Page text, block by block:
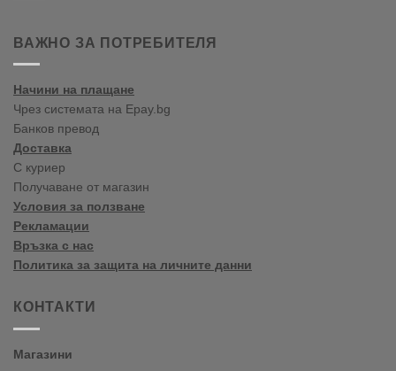
Лято
пролет-
ВАЖНО ЗА ПОТРЕБИТЕЛЯ
Начини на плащане
Чрез системата на Epay.bg
Банков превод
Доставка
С куриер
Получаване от магазин
Условия за ползване
Рекламации
Връзка с нас
Политика за защита на личните данни
КОНТАКТИ
Магазини